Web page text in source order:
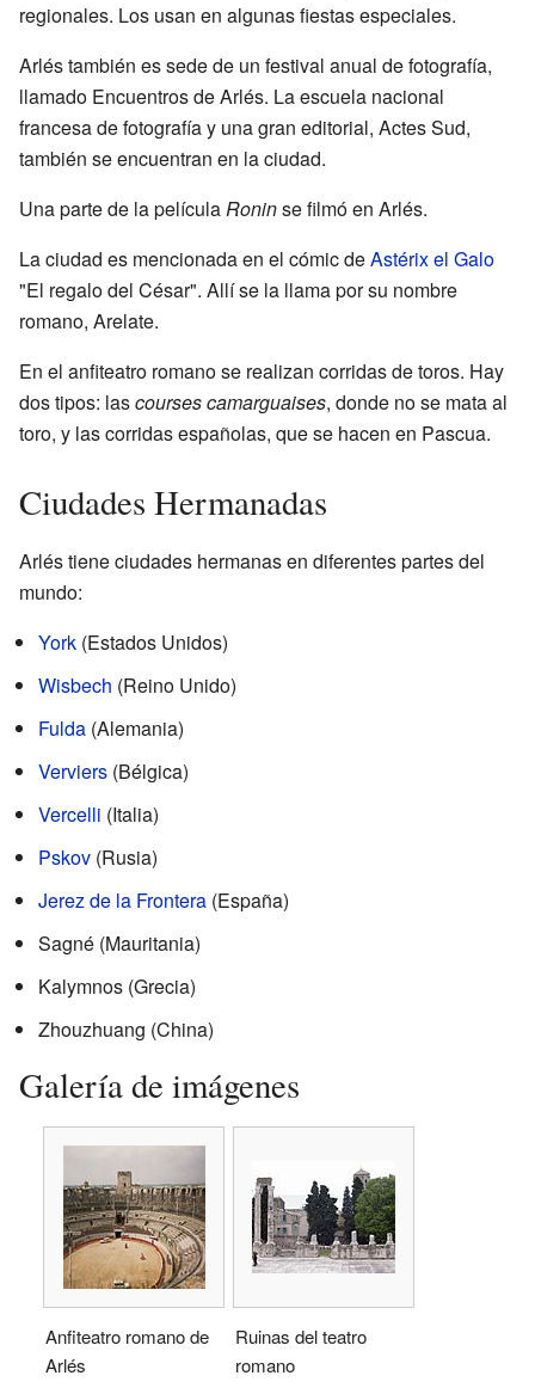
regionales. Los usan en algunas fiestas especiales.
Arlés también es sede de un festival anual de fotografía,
llamado Encuentros de Arlés. La escuela nacional
francesa de fotografía y una gran editorial, Actes Sud,
también se encuentran en la ciudad.
Una parte de la películaRoninse filmó en Arlés.
La ciudad es mencionada en el cómic deAstérix el Galo
"El regalo del César". Allí se la llama por su nombre
romano, Arelate.
En el anfiteatro romano se realizan corridas de toros. Hay
dos tipos: lascourses camarguaises, donde no se mata al
toro, y las corridas españolas, que se hacen en Pascua.
Ciudades Hermanadas
Arlés tiene ciudades hermanas en diferentes partes del
mundo:
York (Estados Unidos)
Wisbech (Reino Unido)
Fulda (Alemania)
Verviers (Bélgica)
Vercelli (Italia)
Pskov (Rusia)
Jerez de la Frontera (España)
Sagné (Mauritania)
Kalymnos (Grecia)
Zhouzhuang (China)
Galería de imágenes
Anfiteatro romano de
Arlés
Ruinas del teatro
romano